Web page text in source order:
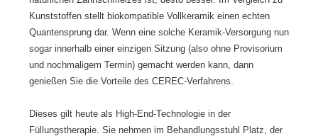
Kunststoffen stellt biokompatible Vollkeramik einen echten
Quantensprung dar. Wenn eine solche Keramik-Versorgung nun
sogar innerhalb einer einzigen Sitzung (also ohne Provisorium
und nochmaligem Termin) gemacht werden kann, dann
genießen Sie die Vorteile des CEREC-Verfahrens.
Dieses gilt heute als High-End-Technologie in der
Füllungstherapie. Sie nehmen im Behandlungsstuhl Platz, der